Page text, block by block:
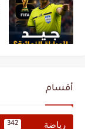
أقسام
رياضة 342